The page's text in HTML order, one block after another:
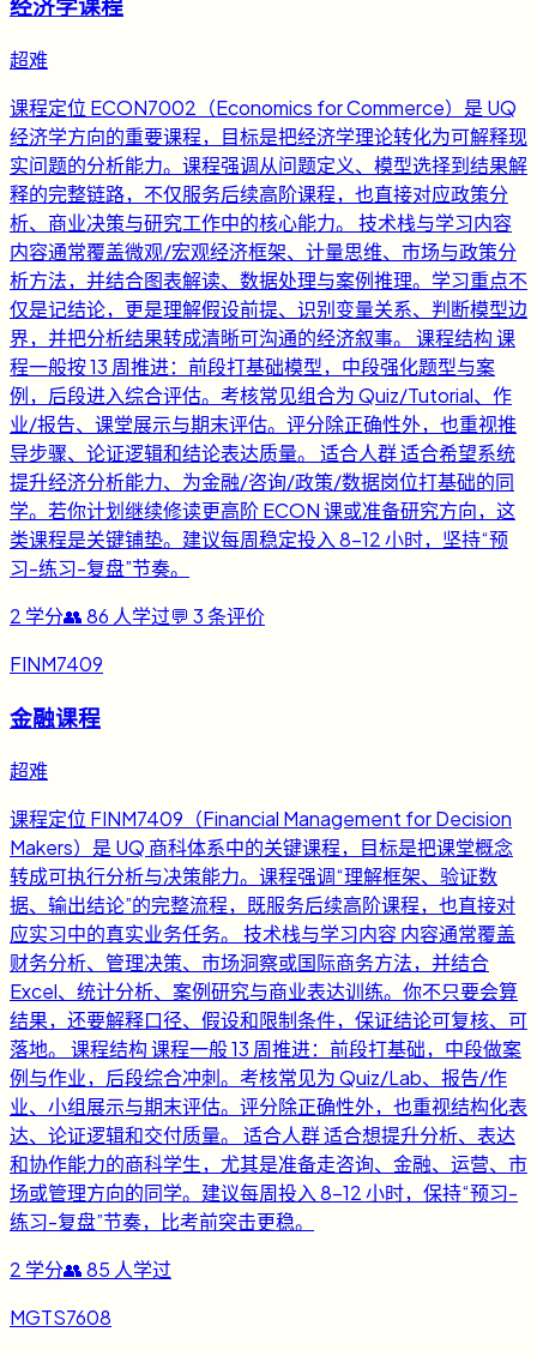
经济学课程
超难
课程定位 ECON7002（Economics for Commerce）是 UQ
经济学方向的重要课程，目标是把经济学理论转化为可解释现
实问题的分析能力。课程强调从问题定义、模型选择到结果解
释的完整链路，不仅服务后续高阶课程，也直接对应政策分
析、商业决策与研究工作中的核心能力。 技术栈与学习内容
内容通常覆盖微观/宏观经济框架、计量思维、市场与政策分
析方法，并结合图表解读、数据处理与案例推理。学习重点不
仅是记结论，更是理解假设前提、识别变量关系、判断模型边
界，并把分析结果转成清晰可沟通的经济叙事。 课程结构 课
程一般按 13 周推进：前段打基础模型，中段强化题型与案
例，后段进入综合评估。考核常见组合为 Quiz/Tutorial、作
业/报告、课堂展示与期末评估。评分除正确性外，也重视推
导步骤、论证逻辑和结论表达质量。 适合人群 适合希望系统
提升经济分析能力、为金融/咨询/政策/数据岗位打基础的同
学。若你计划继续修读更高阶 ECON 课或准备研究方向，这
类课程是关键铺垫。建议每周稳定投入 8-12 小时，坚持“预
习-练习-复盘”节奏。
2 学分👥86 人学过💬 3条评价
FINM7409
金融课程
超难
课程定位 FINM7409（Financial Management for Decision
Makers）是 UQ 商科体系中的关键课程，目标是把课堂概念
转成可执行分析与决策能力。课程强调“理解框架、验证数
据、输出结论”的完整流程，既服务后续高阶课程，也直接对
应实习中的真实业务任务。 技术栈与学习内容 内容通常覆盖
财务分析、管理决策、市场洞察或国际商务方法，并结合
Excel、统计分析、案例研究与商业表达训练。你不只要会算
结果，还要解释口径、假设和限制条件，保证结论可复核、可
落地。 课程结构 课程一般 13 周推进：前段打基础，中段做案
例与作业，后段综合冲刺。考核常见为 Quiz/Lab、报告/作
业、小组展示与期末评估。评分除正确性外，也重视结构化表
达、论证逻辑和交付质量。 适合人群 适合想提升分析、表达
和协作能力的商科学生，尤其是准备走咨询、金融、运营、市
场或管理方向的同学。建议每周投入 8-12 小时，保持“预习-
练习-复盘”节奏，比考前突击更稳。
2 学分👥85 人学过
MGTS7608